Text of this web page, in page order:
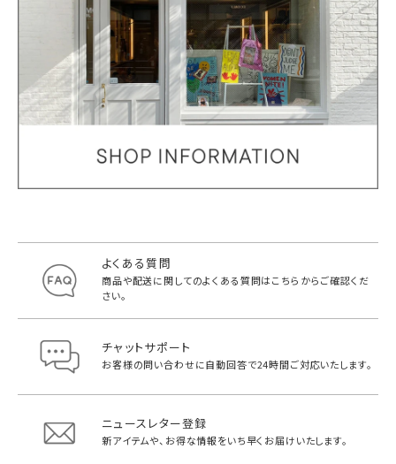
よくある質問
商品や配送に関してのよくある質問はこちらからご確認くだ
さい。
チャットサポート
お客様の問い合わせに自動回答で24時間ご対応いたします。
ニュースレター登録
新アイテムや、お得な情報をいち早く お届けいたします。